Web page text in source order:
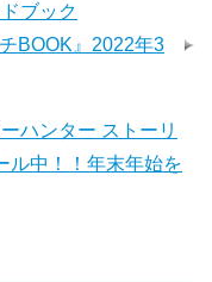
ブック
BOOK』2022年3
ハンター ストーリ
ル中！！年末年始を